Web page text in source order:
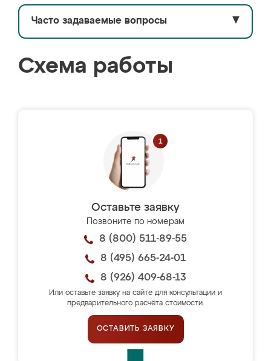
Часто задаваемые вопросы ▼
Схема работы
Оставьте заявку
Позвоните по номерам
8 (800) 511-89-55
8 (495) 665-24-01
8 (926) 409-68-13
Или оставьте заявку на сайте для консультации и
предварительного расчёта стоимости.
ОСТАВИТЬ ЗАЯВКУ